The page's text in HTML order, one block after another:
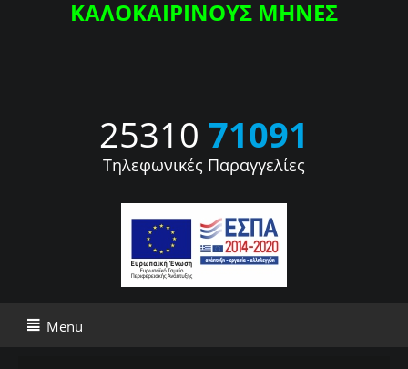
ΚΑΛΟΚΑΙΡΙΝΟΥΣ ΜΗΝΕΣ
25310 71091
Τηλεφωνικές Παραγγελίες
Menu